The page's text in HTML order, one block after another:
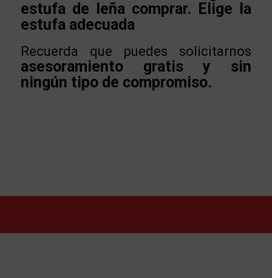
estufa de leña comprar. Elige la
estufa adecuada
Recuerda que puedes solicitarnos
asesoramiento gratis y sin
ningún tipo de compromiso.